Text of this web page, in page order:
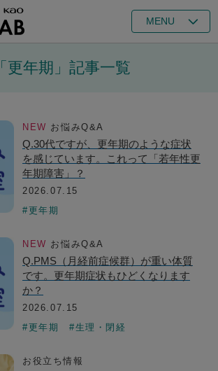
MENU
「更年期」記事一覧
NEW お悩みQ&A
Q.30代ですが、更年期のような症状
を感じています。これって「若年性更
年期障害」？
2026.07.15
#更年期
NEW お悩みQ&A
Q.PMS（月経前症候群）が重い体質
です。更年期症状もひどくなります
か？
2026.07.15
#更年期
#生理・閉経
お役立ち情報